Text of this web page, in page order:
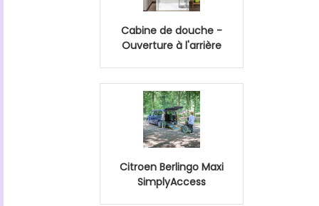
Cabine de douche -
Ouverture à l'arrière
Citroen Berlingo Maxi
SimplyAccess